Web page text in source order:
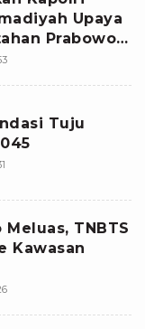
Upaya
Prabowo-
Tuju
TNBTS
Kawasan